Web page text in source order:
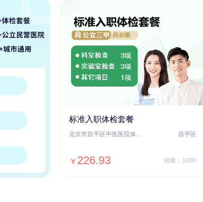
标准入职体检套餐
北京市昌平区中医医院体检中心 昌平区
￥ 226.93 销量：1000